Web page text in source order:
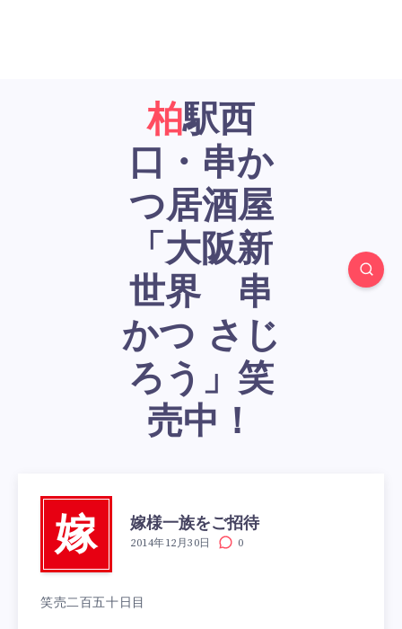
柏駅西
口・串か
つ居酒屋
「大阪新
世界 串
かつ さじ
ろう」笑
売中！
嫁 嫁様一族をご招待
2014年12月30日 0
笑売二百五十日目